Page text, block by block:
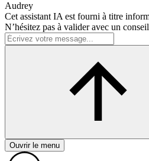
Audrey
Cet assistant IA est fourni à titre
N’hésitez pas à valider avec un
Ouvrir le menu